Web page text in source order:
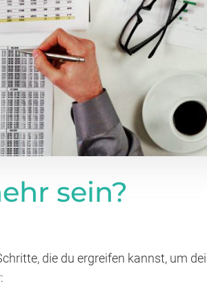
sein?
die du ergreifen kannst, um